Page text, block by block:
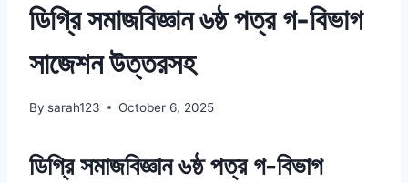
ডিগ্রি সমাজবিজ্ঞান ৬ষ্ঠ পত্র গ-বিভাগ
সাজেশন উত্তরসহ
By sarah123 October 6, 2025
ডিগ্রি সমাজবিজ্ঞান ৬ষ্ঠ পত্র গ-বিভাগ